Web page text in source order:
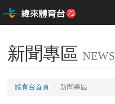
新聞專區 NEWS
體育台首頁 新聞專區